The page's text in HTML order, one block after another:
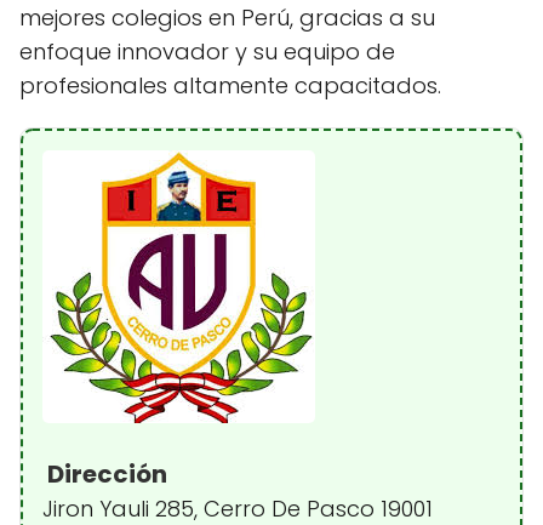
mejores colegios en Perú, gracias a su
enfoque innovador y su equipo de
profesionales altamente capacitados.
Dirección
Jiron Yauli 285, Cerro De Pasco 19001